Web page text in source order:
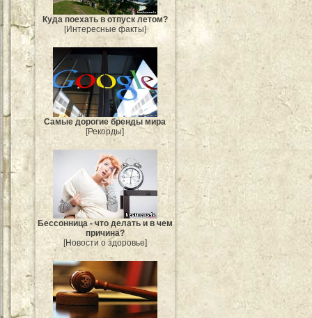
Куда поехать в отпуск летом?
[Интересные факты]
Самые дорогие бренды мира
[Рекорды]
Бессонница - что делать и в чем
причина?
[Новости о здоровье]